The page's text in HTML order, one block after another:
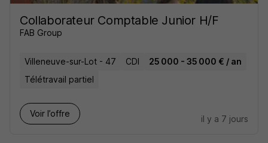
Collaborateur Comptable Junior H/F
FAB Group
Villeneuve-sur-Lot - 47 CDI
25 000 - 35 000 € / an
Télétravail partiel
Voir l’offre
il y a 7 jours